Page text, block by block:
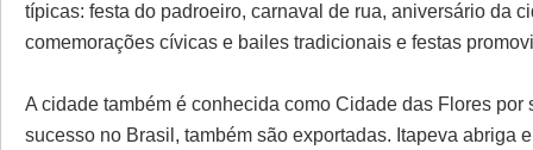
típicas: festa do padroeiro, carnaval de rua, aniversário da
comemorações cívicas e bailes tradicionais e festas
A cidade também é conhecida como Cidade das Flores
sucesso no Brasil, também são exportadas. Itapeva abriga